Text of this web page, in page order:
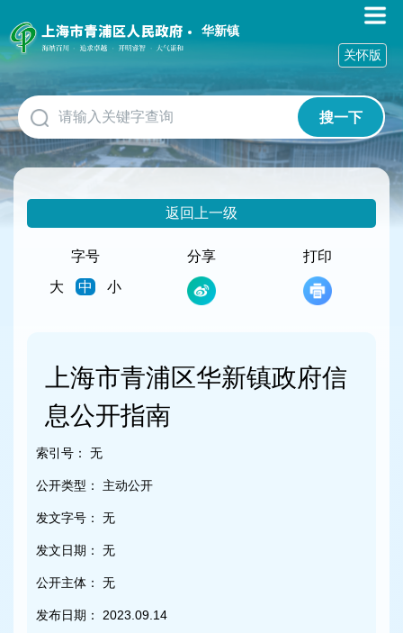
障
碍
作
说
明
跳
到
网
华新镇
搜一下
关怀版
返回上一级
字号
大
中 小
分享 打印
上海市青浦区华新镇政府信
息公开指南
索引号： 无
公开类型： 主动公开
发文字号： 无
发文日期： 无
公开主体： 无
发布日期： 2023.09.14